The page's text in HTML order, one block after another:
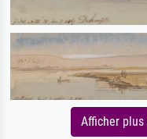
Afficher